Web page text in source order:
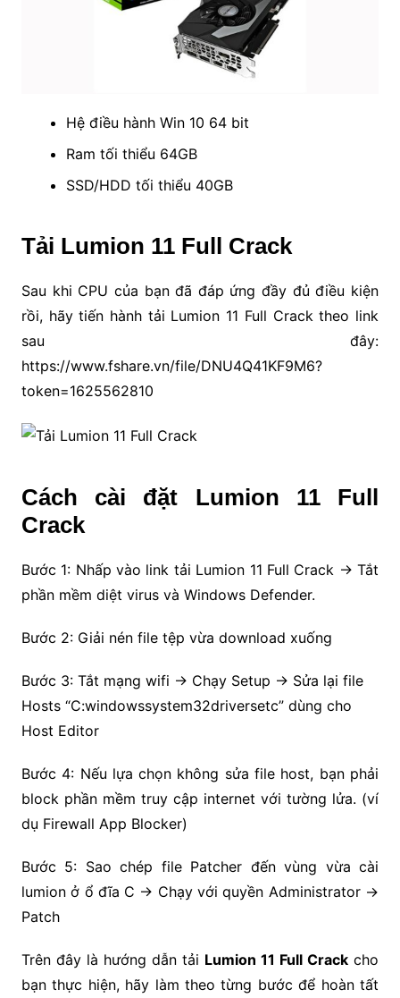
Hệ điều hành Win 10 64 bit
Ram tối thiểu 64GB
SSD/HDD tối thiểu 40GB
Tải Lumion 11 Full Crack
Sau khi CPU của bạn đã đáp ứng đầy đủ điều kiện
rồi, hãy tiến hành tải Lumion 11 Full Crack theo link
sau đây:
https://www.fshare.vn/file/DNU4Q41KF9M6?
token=1625562810
Cách cài đặt Lumion 11 Full
Crack
Bước 1: Nhấp vào link tải Lumion 11 Full Crack → Tắt
phần mềm diệt virus và Windows Defender.
Bước 2: Giải nén file tệp vừa download xuống
Bước 3: Tắt mạng wifi → Chạy Setup → Sửa lại file
Hosts “C:windowssystem32driversetc” dùng cho
Host Editor
Bước 4: Nếu lựa chọn không sửa file host, bạn phải
block phần mềm truy cập internet với tường lửa. (ví
dụ Firewall App Blocker)
Bước 5: Sao chép file Patcher đến vùng vừa cài
lumion ở ổ đĩa C → Chạy với quyền Administrator →
Patch
Trên đây là hướng dẫn tải Lumion 11 Full Crack cho
bạn thực hiện, hãy làm theo từng bước để hoàn tất